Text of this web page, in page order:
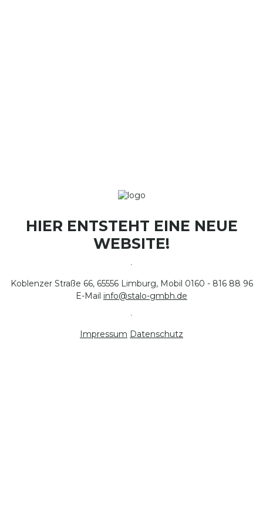
HIER ENTSTEHT EINE NEUE
WEBSITE!
Koblenzer Straße 66, 65556 Limburg, Mobil 0160 - 816 88 96
E-Mail info@stalo-gmbh.de
Impressum Datenschutz